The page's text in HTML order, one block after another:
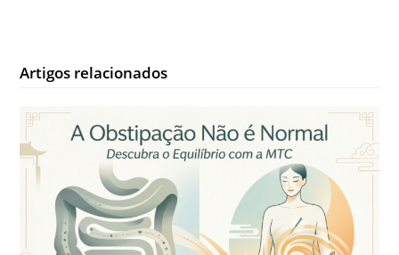
Artigos relacionados